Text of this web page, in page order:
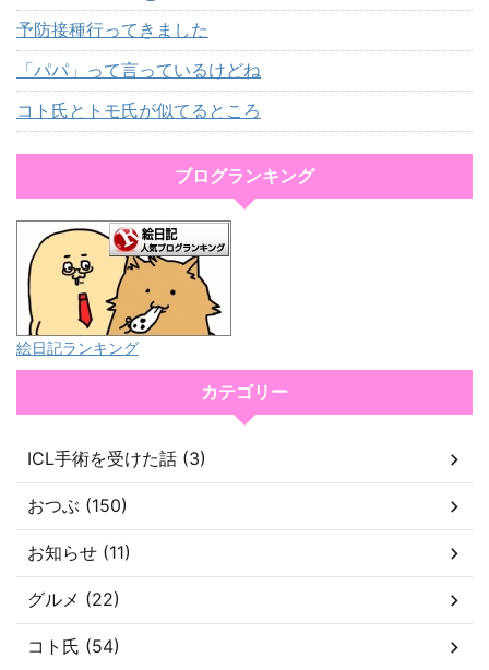
予防接種行ってきました
「パパ」って言っているけどね
コト氏とトモ氏が似てるところ
ブログランキング
絵日記ランキング
カテゴリー
ICL手術を受けた話 (3)
おつぶ (150)
お知らせ (11)
グルメ (22)
コト氏 (54)